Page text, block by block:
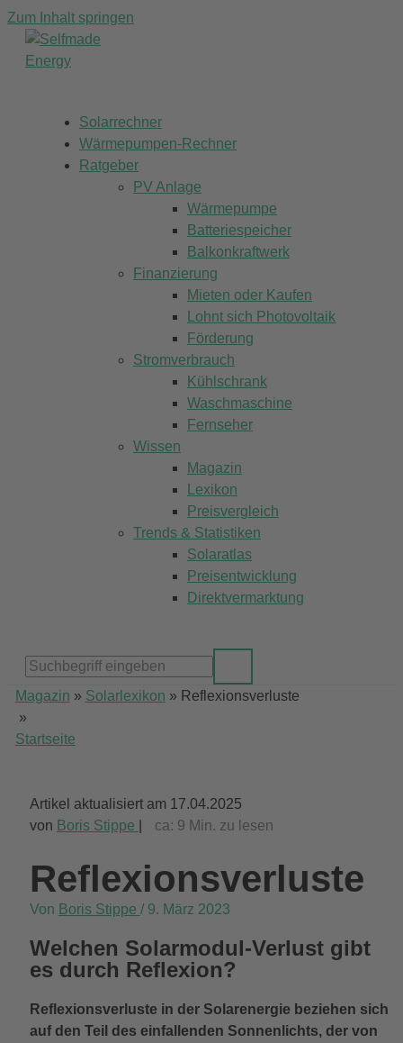
Zum Inhalt springen
Solarrechner
Wärmepumpen-Rechner
Ratgeber
PV Anlage
Wärmepumpe
Batteriespeicher
Balkonkraftwerk
Finanzierung
Mieten oder Kaufen
Lohnt sich Photovoltaik
Förderung
Stromverbrauch
Kühlschrank
Waschmaschine
Fernseher
Wissen
Magazin
Lexikon
Preisvergleich
Trends & Statistiken
Solaratlas
Preisentwicklung
Direktvermarktung
Startseite
»
Magazin » Solarlexikon » Reflexionsverluste
Artikel aktualisiert am 17.04.2025
von Boris Stippe ca: 9 Min. zu lesen
Reflexionsverluste
Von Boris Stippe / 9. März 2023
Welchen Solarmodul-Verlust gibt
es durch Reflexion?
Reflexionsverluste in der Solarenergie beziehen sich
auf den Teil des einfallenden Sonnenlichts, der von